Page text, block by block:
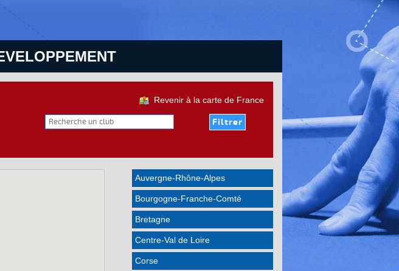
Revenir à la carte de France
Auvergne-Rhône-Alpes
Bourgogne-Franche-Comté
Bretagne
Centre-Val de Loire
Corse